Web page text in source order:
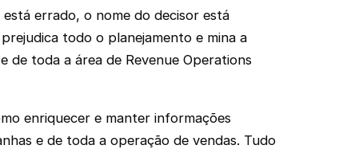
errado, o nome do decisor está
todo o planejamento e mina a
de toda a área de Revenue Operations
enriquecer e manter informações
e de toda a operação de vendas. Tudo